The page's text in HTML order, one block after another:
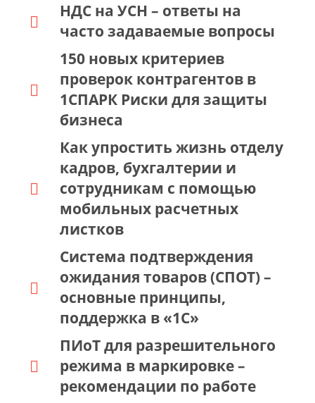
НДС на УСН – ответы на
часто задаваемые вопросы
150 новых критериев
проверок контрагентов в
1СПАРК Риски для защиты
бизнеса
Как упростить жизнь отделу
кадров, бухгалтерии и
сотрудникам с помощью
мобильных расчетных
листков
Система подтверждения
ожидания товаров (СПОТ) –
основные принципы,
поддержка в «1С»
ПИоТ для разрешительного
режима в маркировке –
рекомендации по работе